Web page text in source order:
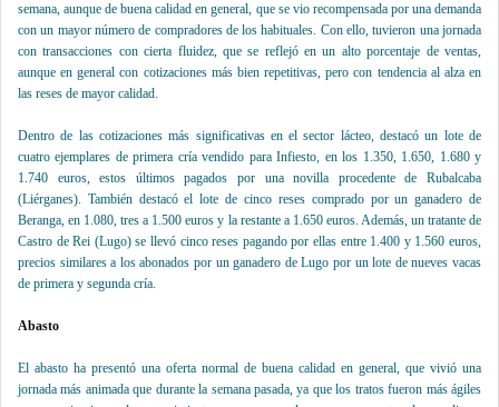
semana, aunque de buena calidad en general, que se vio recompensada por una demanda
con un mayor número de compradores de los habituales. Con ello, tuvieron una jornada
con transacciones con cierta fluidez, que se reflejó en un alto porcentaje de ventas,
aunque en general con cotizaciones más bien repetitivas, pero con tendencia al alza en
las reses de mayor calidad.
Dentro de las cotizaciones más significativas en el sector lácteo, destacó un lote de
cuatro ejemplares de primera cría vendido para Infiesto, en los 1.350, 1.650, 1.680 y
1.740 euros, estos últimos pagados por una novilla procedente de Rubalcaba
(Liérganes). También destacó el lote de cinco reses comprado por un ganadero de
Beranga, en 1.080, tres a 1.500 euros y la restante a 1.650 euros. Además, un tratante de
Castro de Rei (Lugo) se llevó cinco reses pagando por ellas entre 1.400 y 1.560 euros,
precios similares a los abonados por un ganadero de Lugo por un lote de nueves vacas
de primera y segunda cría.
Abasto
El abasto ha presentó una oferta normal de buena calidad en general, que vivió una
jornada más animada que durante la semana pasada, ya que los tratos fueron más ágiles